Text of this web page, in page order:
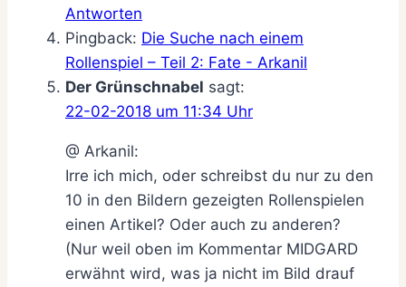
Antworten
Pingback: Die Suche nach einem
Rollenspiel – Teil 2: Fate - Arkanil
Der Grünschnabel sagt:
22-02-2018 um 11:34 Uhr
@ Arkanil:
Irre ich mich, oder schreibst du nur zu den
10 in den Bildern gezeigten Rollenspielen
einen Artikel? Oder auch zu anderen?
(Nur weil oben im Kommentar MIDGARD
erwähnt wird, was ja nicht im Bild drauf